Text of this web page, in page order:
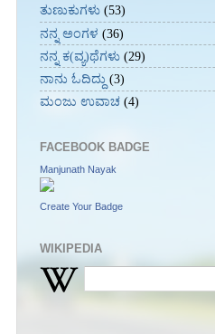
ತುಣುಕುಗಳು (53)
ನನ್ನ ಅಂಗಳ (36)
ನನ್ನ ಕ(ವ್ಯ)ಥೆಗಳು (29)
ನಾನು ಓದಿದ್ದು (3)
ಮಂಜು ಉವಾಚ (4)
FACEBOOK BADGE
Manjunath Nayak
Create Your Badge
WIKIPEDIA